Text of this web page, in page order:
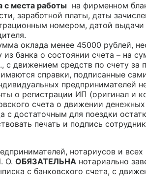
с места работы на фирменном
заработной платы, даты
номером, датой
оклада менее 45000 рублей,
из банка о состоянии счета – на
с движением средств по счету за
справки, подписанные
предпринимателей
о регистрации ИП (оригинал и
счета о движении
с достаточным для поездки
печать и подпись
нотариусов и всех
О. ОБЯЗАТЕЛЬНА нотариально
с банковского счета, с